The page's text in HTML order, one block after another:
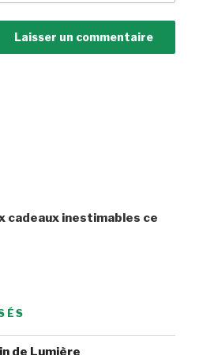
cadeaux inestimables ce
de Lumière